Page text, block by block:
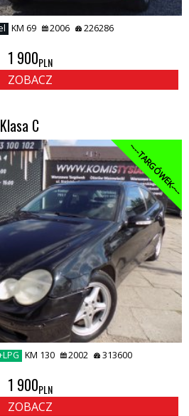
KM 69 2006 226286
1 900PLN
ZOBACZ
C
----TARGÓWEK----
KM 130 2002 313600
1 900PLN
ZOBACZ